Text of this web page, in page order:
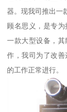
器。现我司推出一
顾名思义，是专
一款大型设备，
作，我司为了改
的工作正常进行。